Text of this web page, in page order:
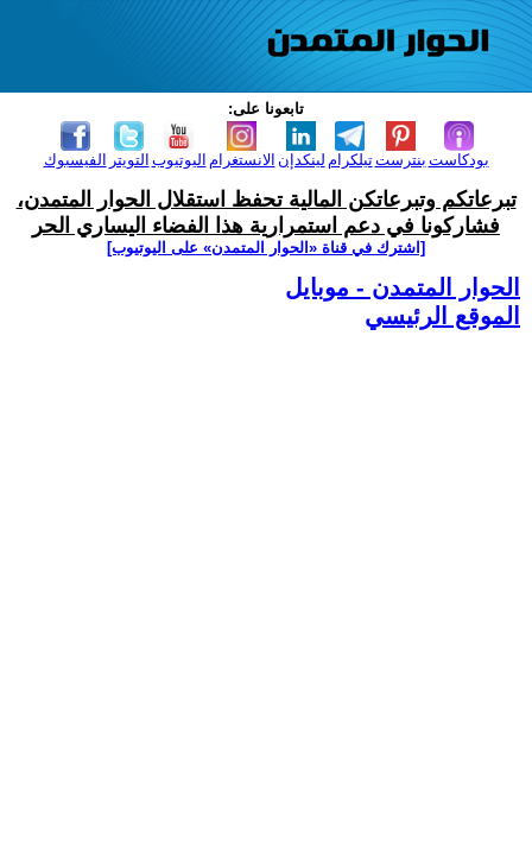
تابعونا على:
الفيسبوك التويتر اليوتيوب الانستغرام لينكدإن تيلكرامبنترست بودكاست
تبرعاتكم وتبرعاتكن المالية تحفظ استقلال الحوار المتمدن،
فشاركونا في دعم استمرارية هذا الفضاء اليساري الحر
[اشترك في قناة ‫«الحوار المتمدن» على اليوتيوب]
الحوار المتمدن - موبايل
الموقع الرئيسي